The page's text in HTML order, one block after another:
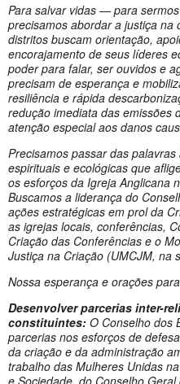
Para salvar vidas — para
precisamos abordar a justiça na
distritos buscam orientação,
encorajamento de seus líderes
poder para falar, ser ouvidos e
precisam de esperança e
resiliência e rápida
redução imediata das emissões
atenção especial aos danos
Precisamos passar das
espirituais e ecológicas que
os esforços da Igreja Anglicana
Buscamos a liderança do
ações estratégicas em prol da
as igrejas locais, conferências,
Criação das Conferências e o
Justiça na Criação (UMCJM, na
Nossa esperança e orações
Desenvolver parcerias inter-
constituintes: O Conselho dos
parcerias nos esforços de
da criação e da administração
trabalho das Mulheres Unidas
e Sociedade, do Conselho